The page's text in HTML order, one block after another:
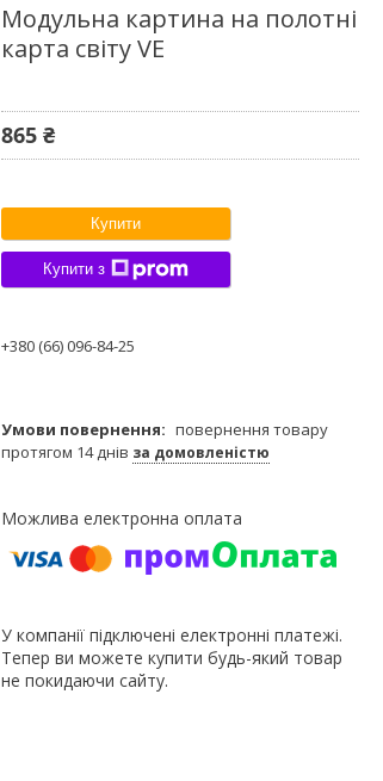
Модульна картина на полотні
карта світу VE
865 ₴
Купити
Купити з
+380 (66) 096-84-25
повернення товару
протягом 14 днів за домовленістю
У компанії підключені електронні платежі.
Тепер ви можете купити будь-який товар
не покидаючи сайту.